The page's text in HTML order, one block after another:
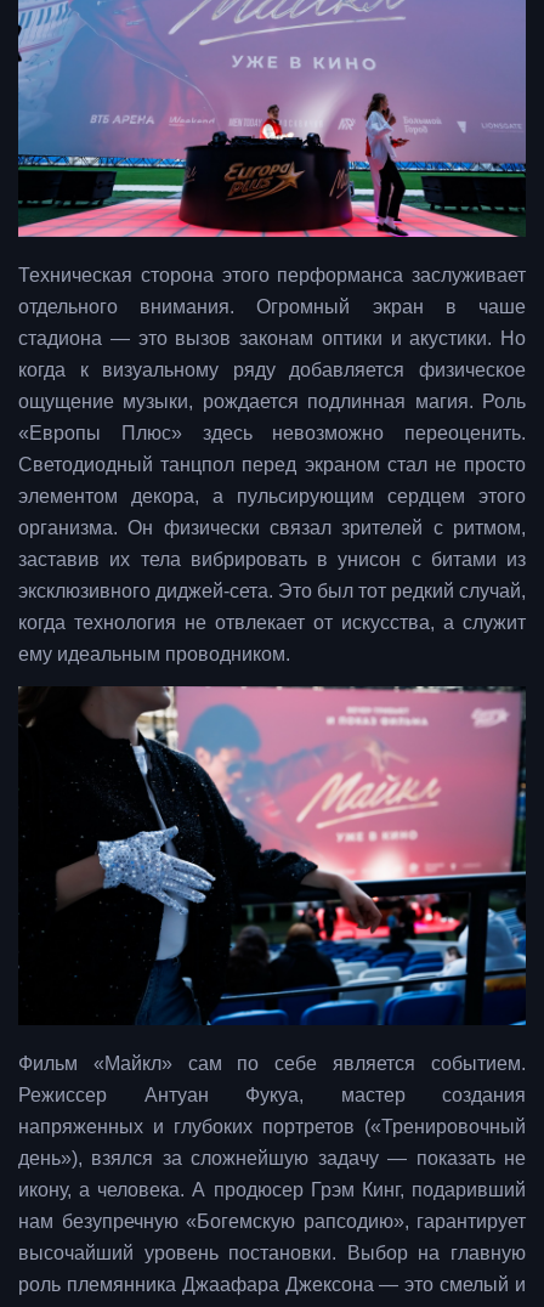
Техническая сторона этого перформанса заслуживает
отдельного внимания. Огромный экран в чаше
стадиона — это вызов законам оптики и акустики. Но
когда к визуальному ряду добавляется физическое
ощущение музыки, рождается подлинная магия. Роль
«Европы Плюс» здесь невозможно переоценить.
Светодиодный танцпол перед экраном стал не просто
элементом декора, а пульсирующим сердцем этого
организма. Он физически связал зрителей с ритмом,
заставив их тела вибрировать в унисон с битами из
эксклюзивного диджей-сета. Это был тот редкий случай,
когда технология не отвлекает от искусства, а служит
ему идеальным проводником.
Фильм «Майкл» сам по себе является событием.
Режиссер Антуан Фукуа, мастер создания
напряженных и глубоких портретов («Тренировочный
день»), взялся за сложнейшую задачу — показать не
икону, а человека. А продюсер Грэм Кинг, подаривший
нам безупречную «Богемскую рапсодию», гарантирует
высочайший уровень постановки. Выбор на главную
роль племянника Джаафара Джексона — это смелый и